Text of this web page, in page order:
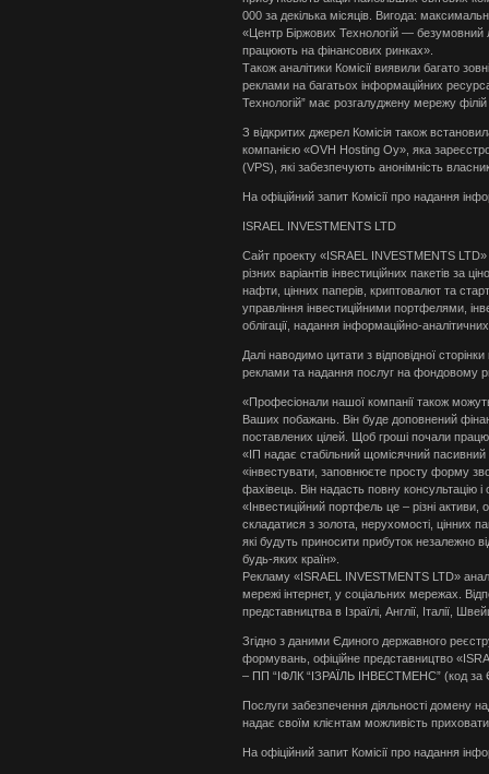
000 за декілька місяців. Вигода:
«Центр Біржових Технологій — безумовний
працюють на фінансових ринках».
Також аналітики Комісії виявили багато
реклами на багатьох інформаційних
Технологій” має розгалуджену мережу
З відкритих джерел Комісія також
компанією «OVH Hosting Oy», яка
(VPS), які забезпечують анонімність
На офіційний запит Комісії про надання
ISRAEL INVESTMENTS LTD
Сайт проекту «ISRAEL INVESTMENTS
різних варіантів інвестиційних пакетів за
нафти, цінних паперів, криптовалют та
управління інвестиційними портфелями,
облігації, надання інформаційно-
Далі наводимо цитати з відповідної
реклами та надання послуг на фондовому
«Професіонали нашої компанії також
Ваших побажань. Він буде доповнений
поставлених цілей. Щоб гроші почали
«ІП надає стабільний щомісячний
«інвестувати, заповнюєте просту форму
фахівець. Він надасть повну консультацію
«Інвестиційний портфель це – різні
складатися з золота, нерухомості, цінних
які будуть приносити прибуток незалежно
будь-яких країн».
Рекламу «ISRAEL INVESTMENTS LTD»
мережі інтернет, у соціальних мережах.
представництва в Ізраїлі, Англії, Італії,
Згідно з даними Єдиного державного
формувань, офіційне представництво
– ПП “ІФЛК “ІЗРАЇЛЬ ІНВЕСТМЕНС” (код
Послуги забезпечення діяльності домену
надає своїм клієнтам можливість
На офіційний запит Комісії про надання